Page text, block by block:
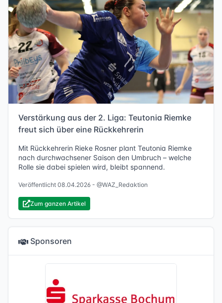
Verstärkung aus der 2. Liga: Teutonia Riemke
freut sich über eine Rückkehrerin
Mit Rückkehrerin Rieke Rosner plant Teutonia Riemke
nach durchwachsener Saison den Umbruch – welche
Rolle sie dabei spielen wird, bleibt spannend.
Veröffentlicht 08.04.2026 - @WAZ_Redaktion
Zum ganzen Artikel
Sponsoren